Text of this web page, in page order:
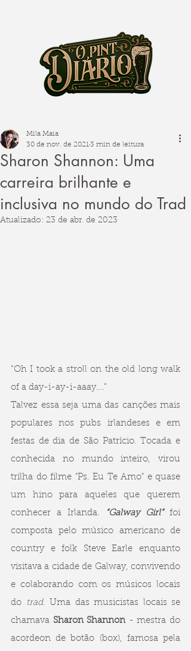
Sharon Shannon: Uma
carreira brilhante e
inclusiva no mundo do Trad
Mila Maia
30 de nov. de 2021 3 min de leitura
Atualizado: 23 de abr. de 2023
“Oh I took a stroll on the old long walk
of a day-i-ay-i-aaay….”
Talvez essa seja uma das canções mais
populares nos pubs irlandeses e em
festas de dia de São Patrício. Tocada e
conhecida no mundo inteiro, virou
trilha do filme "Ps. Eu Te Amo" e quase
um hino para aqueles que querem
conhecer a Irlanda.
“Galway Girl” foi
composta pelo músico americano de
country e folk Steve Earle enquanto
visitava a cidade de Galway, convivendo
e colaborando com os músicos locais
do
trad. Uma das musicistas locais se
chamava Sharon Shannon - mestra do
acordeon de botão (box), famosa pela